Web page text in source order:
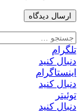
جستجو
برای:
تلگرام
دنبال کنید
اینستاگرام
دنبال کنید
توئیتر
دنبال کنید